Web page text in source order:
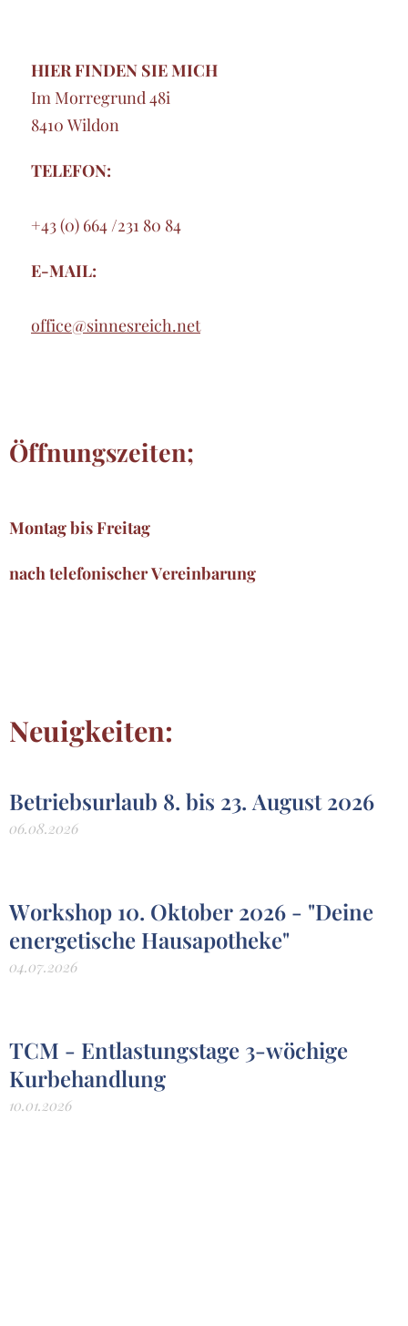
HIER FINDEN SIE MICH
Im Morregrund 48i
8410 Wildon
TELEFON:
+43 (0) 664 /231 80 84
E-MAIL:
office@sinnesreich.net
Öffnungszeiten;
Montag bis Freitag
nach telefonischer Vereinbarung
Neuigkeiten:
Betriebsurlaub 8. bis 23. August 2026
06.08.2026
Workshop 10. Oktober 2026 - "Deine
energetische Hausapotheke"
04.07.2026
TCM - Entlastungstage 3-wöchige
Kurbehandlung
10.01.2026